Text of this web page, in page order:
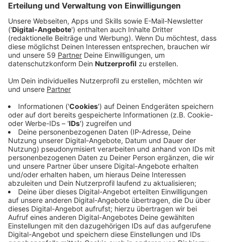
Anzeige
Bei der Hälfte der über 250 befragten Einzelhändlern
Gerade mal 20 Prozent waren laut Handelsverband
Bekleidungs- oder Schuhgeschäfte. Zu den größten
Herausforderungen im Einzelhandel gehören laut
Handelsverband zu viel Bürokratie, steigende
Energiekosten und immer mehr Ladendiebstähle.
Anzeige
Trotzdem blicke man optimistisch auf das neue Jahr,
so der Präsident des NRW-Handesverbands Michael
Radau: